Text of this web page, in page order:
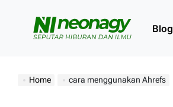
Blog
Home cara menggunakan Ahrefs